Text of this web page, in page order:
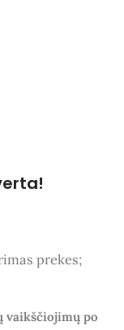
prekes;
vaikščiojimų po